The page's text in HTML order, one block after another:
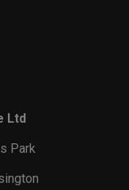
Ltd
Park